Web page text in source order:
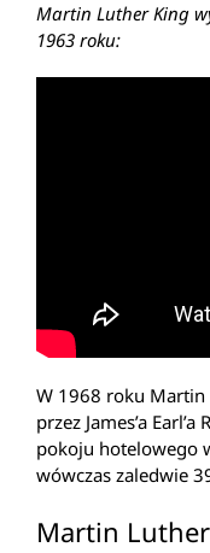
Martin Luther King
1963 roku:
W 1968 roku Martin
przez James’a
pokoju hotelowego
wówczas zaledwie
Martin